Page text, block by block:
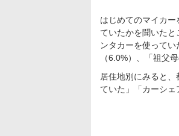
はじめてのマイカ
ていたかを聞いた
ンタカーを使って
（6.0%）、「祖父
居住地別にみると
ていた」「カーシェ